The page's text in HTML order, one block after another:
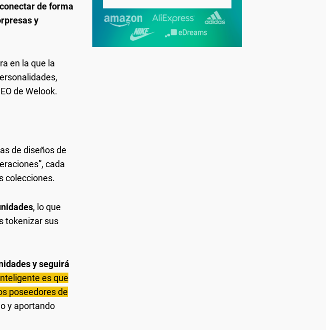
de forma
y
en la que la
de Welook.
de diseños de
cada
colecciones.
, lo que
tokenizar sus
y seguirá
es que
poseedores de
y aportando